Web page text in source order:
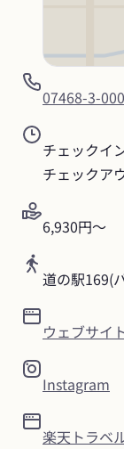
07468-3-
チェックイ
チェックア
6,930円〜
道の駅169(
ウェブサイ
Instagram
楽天トラベ